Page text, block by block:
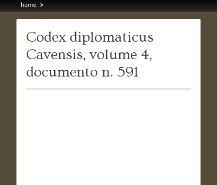
home
Codex diplomaticus
Cavensis, volume 4,
documento n. 591